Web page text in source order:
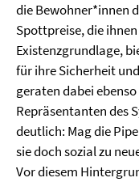
die Bewohner*innen
Spottpreise, die
Existenzgrundlage,
für ihre Sicherheit
geraten dabei
Repräsentanten des
deutlich: Mag die
sie doch sozial zu
Vor diesem